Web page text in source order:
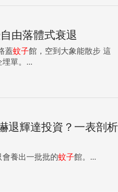
由落體式衰退
帶一路蓋蚊子館，空到大象能散步 這
單。...
退輝達投資？一表剖析
養出一批批的蚊子館。...